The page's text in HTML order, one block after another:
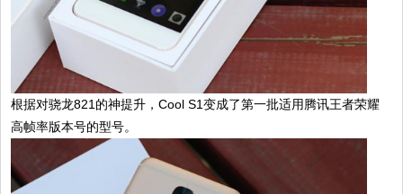
根据对骁龙821的神提升，Cool S1变成了第一批适用腾讯王者荣耀
高帧率版本号的型号。